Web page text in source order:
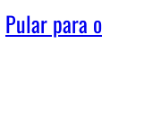
Pular para o